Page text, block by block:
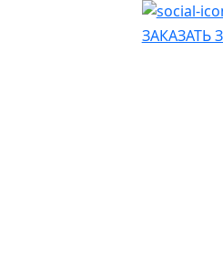
ЗАКАЗАТЬ